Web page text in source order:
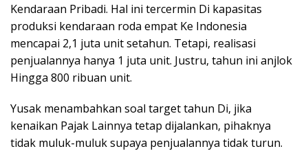
Kendaraan Pribadi. Hal ini tercermin Di kapasitas
produksi kendaraan roda empat Ke Indonesia
mencapai 2,1 juta unit setahun. Tetapi, realisasi
penjualannya hanya 1 juta unit. Justru, tahun ini anjlok
Hingga 800 ribuan unit.
Yusak menambahkan soal target tahun Di, jika
kenaikan Pajak Lainnya tetap dijalankan, pihaknya
tidak muluk-muluk supaya penjualannya tidak turun.